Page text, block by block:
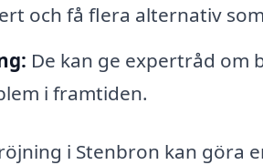
och få flera alternativ
De kan ge expertråd om
i framtiden.
i Stenbron kan göra